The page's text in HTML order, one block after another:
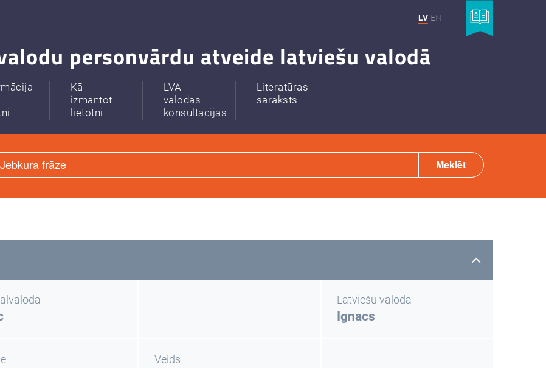
LV EN
personvārdu atveide latviešu valodā
Kā
izmantot
lietotni
LVA
valodas
konsultācijas
Literatūras
saraksts
Meklēt
Latviešu valodā
Ignacs
Veids